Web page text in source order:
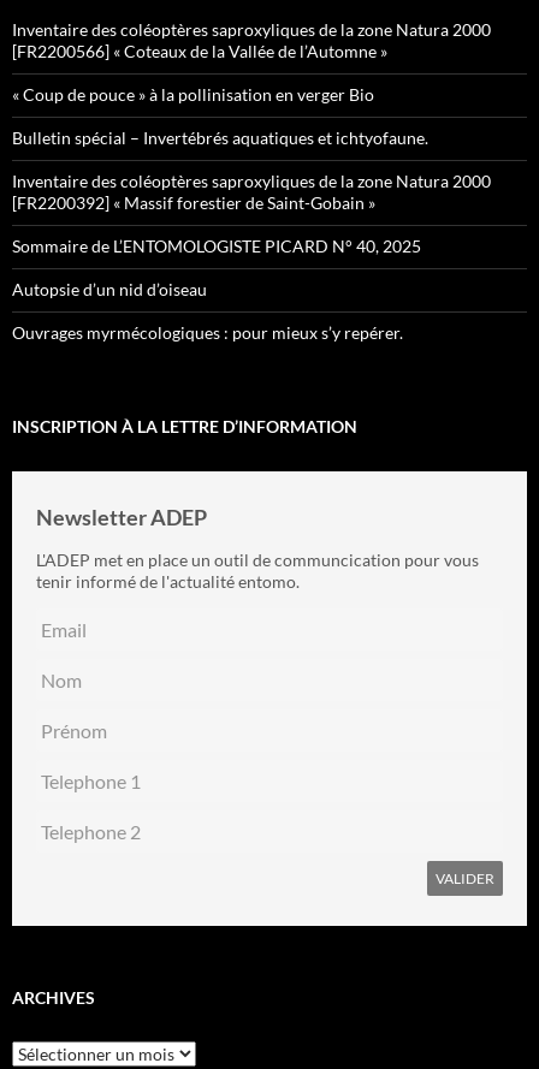
Inventaire des coléoptères saproxyliques de la zone Natura 2000
[FR2200566] « Coteaux de la Vallée de l’Automne »
« Coup de pouce » à la pollinisation en verger Bio
Bulletin spécial – Invertébrés aquatiques et ichtyofaune.
Inventaire des coléoptères saproxyliques de la zone Natura 2000
[FR2200392] « Massif forestier de Saint-Gobain »
Sommaire de L’ENTOMOLOGISTE PICARD N° 40, 2025
Autopsie d’un nid d’oiseau
Ouvrages myrmécologiques : pour mieux s’y repérer.
INSCRIPTION À LA LETTRE D’INFORMATION
Newsletter ADEP
L'ADEP met en place un outil de communcication pour vous
tenir informé de l'actualité entomo.
ARCHIVES
Archives